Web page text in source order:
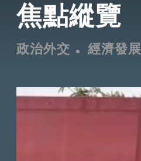
焦點縱覽
政治外交 經濟發展